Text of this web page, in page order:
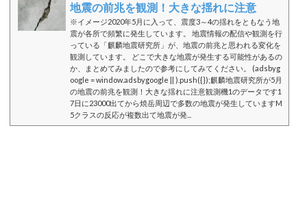
地震の前兆を観測！大きな揺れに注意
※イメージ2020年5月に入って、震度3～4の揺れをともなう地
震が各所で頻繁に発生しています。 地震情報の配信や観測を行
っている「麒麟地震研究所」が、地震の前兆と思われる変化を
観測しています。 どこで大きな地震が発生する可能性があるの
か、まとめてみましたので参考にしてみてください。 (adsbyg
oogle = window.adsbygoogle || ).push({});麒麟地震研究所が5月
の地震の前兆を観測！大きな揺れに注意観測機1のデータです1
7日に23000出てから焼岳周辺で多数の地震が発生していますM
5クラスの反応が複数出て地震が発...